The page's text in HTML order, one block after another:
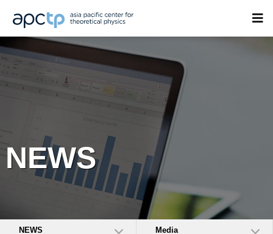
NEWS
NEWS Media